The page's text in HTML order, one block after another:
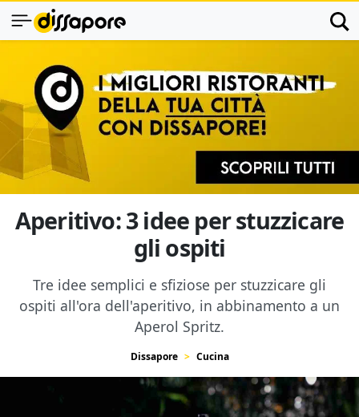
Aperitivo: 3 idee per stuzzicare
gli ospiti
Tre idee semplici e sfiziose per stuzzicare gli
ospiti all'ora dell'aperitivo, in abbinamento a un
Aperol Spritz.
Dissapore Cucina